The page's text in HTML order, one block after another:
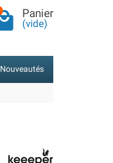
Panier
(vide)
Nouveautés